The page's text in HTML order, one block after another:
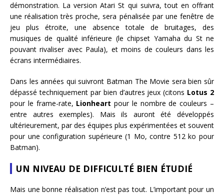
démonstration. La version Atari St qui suivra, tout en offrant
une réalisation très proche, sera pénalisée par une fenêtre de
jeu plus étroite, une absence totale de bruitages, des
musiques de qualité inférieure (le chipset Yamaha du St ne
pouvant rivaliser avec Paula), et moins de couleurs dans les
écrans intermédiaires.
Dans les années qui suivront Batman The Movie sera bien sûr
dépassé techniquement par bien d’autres jeux (citons Lotus 2
pour le frame-rate, Lionheart pour le nombre de couleurs –
entre autres exemples). Mais ils auront été développés
ultérieurement, par des équipes plus expérimentées et souvent
pour une configuration supérieure (1 Mo, contre 512 ko pour
Batman).
UN NIVEAU DE DIFFICULTÉ BIEN ÉTUDIÉ
Mais une bonne réalisation n’est pas tout. L’important pour un